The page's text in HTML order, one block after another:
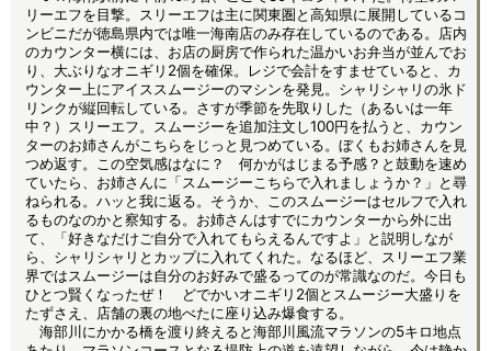
リーエフを目撃。スリーエフは主に関東圏と高知県に展開しているコ
ンビニだが徳島県内では唯一海南店のみ存在しているのである。店内
のカウンター横には、お店の厨房で作られた温かいお弁当が並んでお
り、大ぶりなオニギリ2個を確保。レジで会計をすませていると、カ
ウンター上にアイススムージーのマシンを発見。シャリシャリの氷ド
リンクが縦回転している。さすが季節を先取りした（あるいは一年
中？）スリーエフ。スムージーを追加注文し100円を払うと、カウン
ターのお姉さんがこちらをじっと見つめている。ぼくもお姉さんを見
つめ返す。この空気感はなに？ 何かがはじまる予感？と鼓動を速め
ていたら、お姉さんに「スムージーこちらで入れましょうか？」と尋
ねられる。ハッと我に返る。そうか、このスムージーはセルフで入れ
るものなのかと察知する。お姉さんはすでにカウンターから外に出
て、「好きなだけご自分で入れてもらえるんですよ」と説明しなが
ら、シャリシャリとカップに入れてくれた。なるほど、スリーエフ業
界ではスムージーは自分のお好みで盛るってのが常識なのだ。今日も
ひとつ賢くなったぜ！ どでかいオニギリ2個とスムージー大盛りを
たずさえ、店舗の裏の地べたに座り込み爆食する。
海部川にかかる橋を渡り終えると海部川風流マラソンの5キロ地点